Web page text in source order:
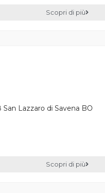
Scopri di più
Lazzaro di Savena BO
Scopri di più